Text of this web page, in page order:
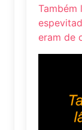
Também
eram de